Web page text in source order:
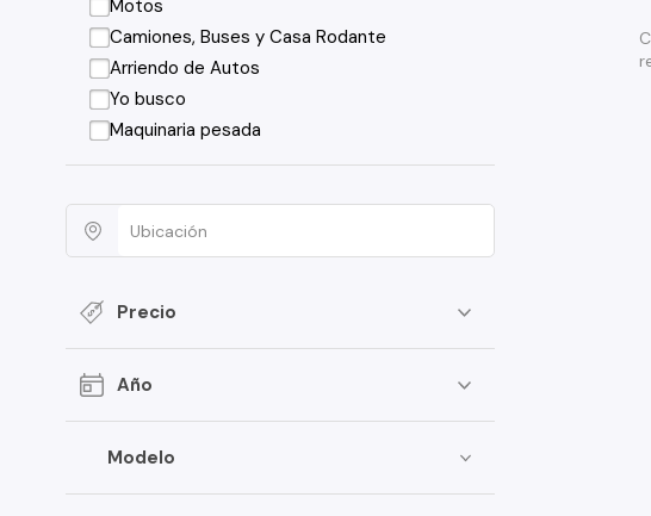
Motos
Camiones, Buses y Casa Rodante
Arriendo de Autos
Yo busco
Maquinaria pesada
Precio
Año
Modelo